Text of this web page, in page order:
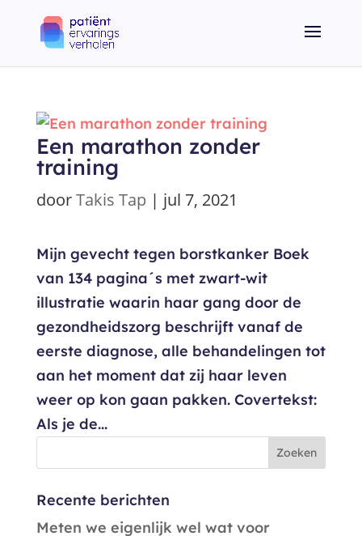
Een marathon zonder
training
doorTakis Tap | jul 7, 2021
Mijn gevecht tegen borstkanker Boek
van 134 pagina´s met zwart-wit
illustratie waarin haar gang door de
gezondheidszorg beschrijft vanaf de
eerste diagnose, alle behandelingen tot
aan het moment dat zij haar leven
weer op kon gaan pakken. Covertekst:
Als je de...
Recente berichten
Meten we eigenlijk wel wat voor